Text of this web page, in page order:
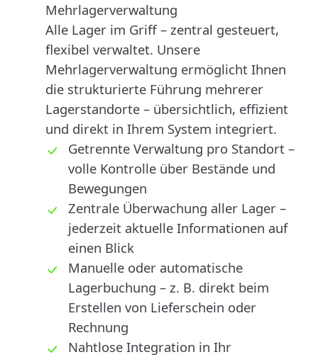
Mehrlagerverwaltung
Alle Lager im Griff – zentral gesteuert,
flexibel verwaltet. Unsere
Mehrlagerverwaltung ermöglicht Ihnen
die strukturierte Führung mehrerer
Lagerstandorte – übersichtlich, effizient
und direkt in Ihrem System integriert.
Getrennte Verwaltung pro Standort –
volle Kontrolle über Bestände und
Bewegungen
Zentrale Überwachung aller Lager –
jederzeit aktuelle Informationen auf
einen Blick
Manuelle oder automatische
Lagerbuchung – z. B. direkt beim
Erstellen von Lieferschein oder
Rechnung
Nahtlose Integration in Ihr